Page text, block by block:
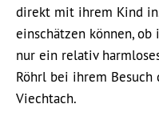
direkt mit ihrem Kind
einschätzen können,
nur ein relativ
Röhrl bei ihrem Besuch
Viechtach.